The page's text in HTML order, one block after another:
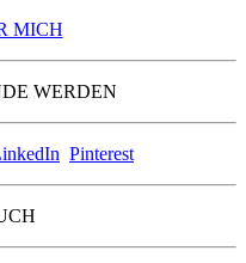
MICH
WERDEN
Pinterest